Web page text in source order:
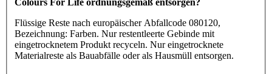
Flüssige Reste nach europäischer Abfallcode 080120,
Bezeichnung: Farben. Nur restentleerte Gebinde mit
eingetrocknetem Produkt recyceln. Nur eingetrocknete
Materialreste als Bauabfälle oder als Hausmüll entsorgen.